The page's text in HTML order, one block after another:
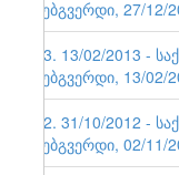
ვებგვერდი, 27/12/
53. 13/02/2013 -
ვებგვერდი, 13/02/
52. 31/10/2012 -
ვებგვერდი, 02/11/